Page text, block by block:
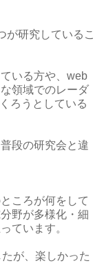
が研究しているこ
いる方や、web
領域でのレーダ
ろうとしている
段の研究会と違
ころが何をして
野が多様化・細
ています。
が、楽しかった